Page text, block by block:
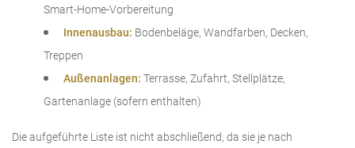
Smart-Home-Vorbereitung
Innenausbau: Bodenbeläge, Wandfarben, Decken,
Treppen
Außenanlagen: Terrasse, Zufahrt, Stellplätze,
Gartenanlage (sofern enthalten)
Die aufgeführte Liste ist nicht abschließend, da sie je nach